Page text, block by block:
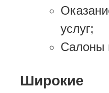
услуг;
Салоны
Широкие